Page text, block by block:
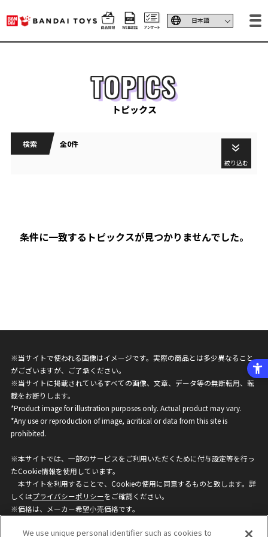
TOPICS
トピックス
検索 全0件
絞り込む
条件に一致するトピックスが見つかりませんでした。
※当サイトで使われる画像はイメージです。実際の商品とは多少異なること
がございますが、ご了承ください。
※当サイトに掲載されているすべての画像、文章、データ等の無断転用、転
載をお断りします。
*Product image for illustration purposes only. Actual product may vary.
*Any use or reproduction of image, acritical or data from this site is
prohibited.
※本サイトでは、一部のサービスをご利用いただくために付与設定等を行っ
たCookie情報を使用しています。
本サイトを利用することで、Cookieの使用に同意するものと致します。詳
しくはプライバシーポリシーをご確認ください。
※価格は、メーカー希望小売価格です。
ざいますのでご了承ください。
We use unique personal identifier such as cookies to